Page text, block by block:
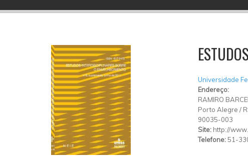
Universidade
Endereço:
RAMIRO
Porto Alegre /
90035-003
Site: http://
Telefone:51-